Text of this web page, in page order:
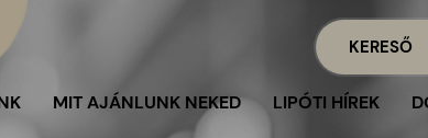
MIT AJÁNLUNK NEKED LIPÓTI HÍREK